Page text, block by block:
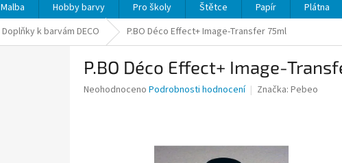
Malba Hobby barvy Pro školy Štětce Papír Plátna
Doplňky k barvám DECO P.BO Déco Effect+ Image-Transfer 75ml
P.BO Déco Effect+ Image-
Průměrné
Neohodnoceno Podrobnosti hodnocení Značka: Pebeo